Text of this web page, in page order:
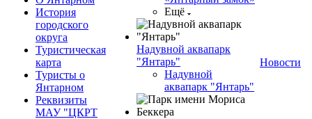
История
городского
округа
Туристическая
карта
Туристы о
Янтарном
Реквизиты
МАУ "ЦКРТ
Ещё
Надувной аквапарк
"Янтарь"
Надувной
аквапарк "Янтарь"
Новости